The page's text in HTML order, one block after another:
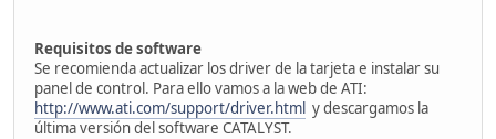
Requisitos de software
Se recomienda actualizar los driver de la tarjeta e instalar su
panel de control. Para ello vamos a la web de ATI:
http://www.ati.com/support/driver.html y descargamos la
última versión del software CATALYST.